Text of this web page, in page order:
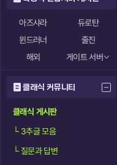
아즈샤라
듀로탄
윈드러너
줄진
해외
게이트 서버
클래식 커뮤니티
클래식 게시판
└3추글 모음
└질문과 답변